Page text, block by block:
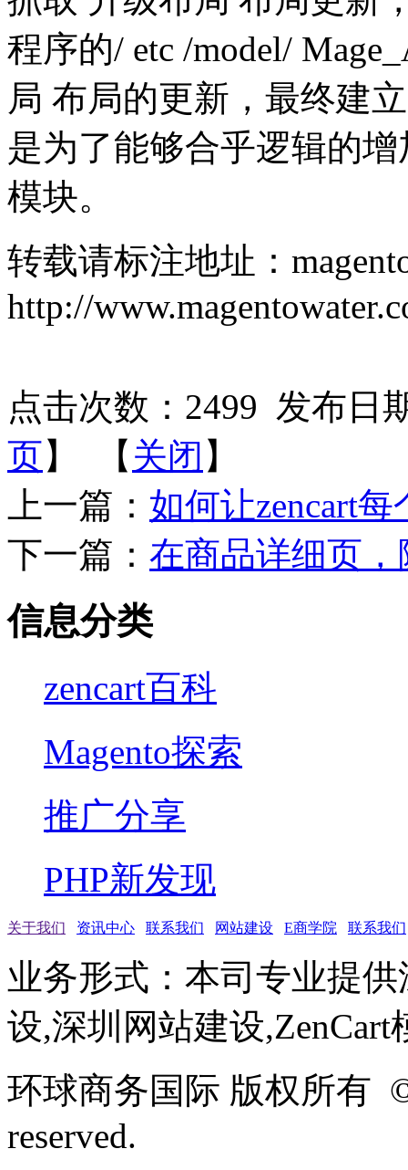
程序的/ etc /model/
局 布局的更新，最终建
是为了能够合乎逻辑的
模块。
转载请标注地址：
http://
点击次数： 2499 发布日
页】 【 关闭 】
上一篇： 如何让zencart
下一篇： 在商品详细页
信息分类
zencart百科
Magento探索
推广分享
PHP新发现
关于我们 资讯中心 联系我们 网站建设 E商学院 联系我们
业务形式：本司专业提
设,深圳网站建设,ZenCart
环球商务国际 版权所有
reserved.